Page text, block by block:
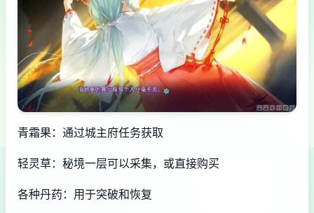
青霜果：通过城主府任务获取
轻灵草：秘境一层可以采集，或直接购买
各种丹药：用于突破和恢复